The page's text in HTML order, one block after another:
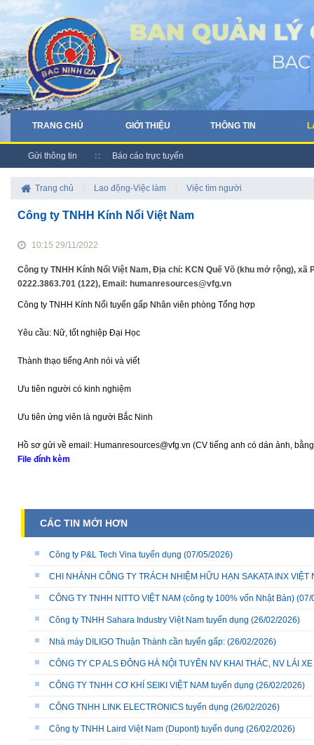
TRANG CHỦ GIỚI THIỆU THÔNG TIN
Gửi thông tin Báo cáo trực tuyến
Trang chủ Lao động-Việc làm Việc tìm người
Công ty TNHH Kính Nổi Việt Nam
10:15 29/11/2022
Công ty TNHH Kính Nổi Việt Nam, Địa chỉ: KCN Quế Võ (khu mở rộng),
0222.3863.701 (122), Email: humanresources@vfg.vn
Công ty TNHH Kính Nổi tuyển gấp Nhân viên phòng Tổng hợp
Yêu cầu: Nữ, tốt nghiệp Đại Học
Thành thạo tiếng Anh nói và viết
Ưu tiên người có kinh nghiệm
Ưu tiên ứng viên là người Bắc Ninh
Hồ sơ gửi về email: Humanresources@vfg.vn (CV tiếng anh có dán ảnh,
File đính kèm
CÁC TIN MỚI HƠN
Công ty P&L Tech Vina tuyển dụng (07/05/2026)
CHI NHÁNH CÔNG TY TRÁCH NHIỆM HỮU HẠN SAKATA INX
CÔNG TY TNHH NITTO VIỆT NAM (công ty 100% vốn Nhật Bản) (07/
Công ty TNHH Sahara Industry Việt Nam tuyển dụng (26/02/2026)
Nhà máy DILIGO Thuận Thành cần tuyển gấp: (26/02/2026)
CÔNG TY CP ALS ĐÔNG HÀ NỘI TUYỂN NV KHAI THÁC, NV LÁI
CÔNG TY TNHH CƠ KHÍ SEIKI VIỆT NAM tuyển dụng (26/02/2026)
CÔNG TNHH LINK ELECTRONICS tuyển dụng (26/02/2026)
Công ty TNHH Laird Việt Nam (Dupont) tuyển dụng (26/02/2026)